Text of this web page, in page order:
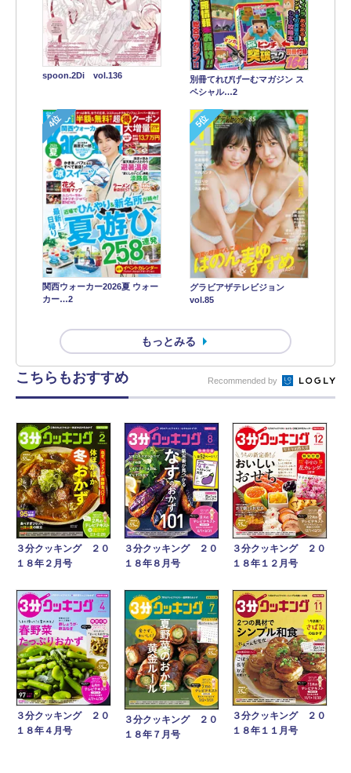
spoon.2Di vol.136
別冊てれびげーむマガジン ス
ペシャル…2
4位
関西ウォーカー2026夏 ウォー
カー…2
5位
グラビアザテレビジョン
vol.85
もっとみる
こちらもおすすめ Recommended by
３分クッキング ２０
１８年２月号
３分クッキング ２０
１８年８月号
３分クッキング ２０
１８年１２月号
３分クッキング ２０
１８年４月号
３分クッキング ２０
１８年７月号
３分クッキング ２０
１８年１１月号